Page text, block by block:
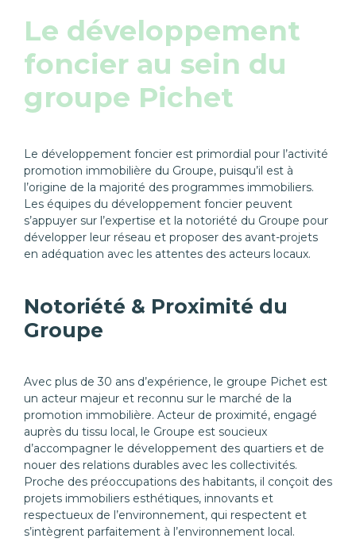
Le développement
foncier au sein du
groupe Pichet
Le développement foncier est primordial pour l’activité
promotion immobilière du Groupe, puisqu’il est à
l’origine de la majorité des programmes immobiliers.
Les équipes du développement foncier peuvent
s’appuyer sur l’expertise et la notoriété du Groupe pour
développer leur réseau et proposer des avant-projets
en adéquation avec les attentes des acteurs locaux.
Notoriété & Proximité du
Groupe
Avec plus de 30 ans d’expérience, le groupe Pichet est
un acteur majeur et reconnu sur le marché de la
promotion immobilière. Acteur de proximité, engagé
auprès du tissu local, le Groupe est soucieux
d’accompagner le développement des quartiers et de
nouer des relations durables avec les collectivités.
Proche des préoccupations des habitants, il conçoit des
projets immobiliers esthétiques, innovants et
respectueux de l’environnement, qui respectent et
s’intègrent parfaitement à l’environnement local.